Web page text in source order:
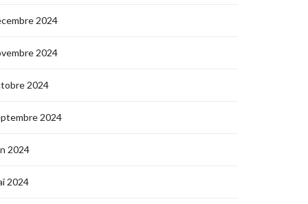
2024
2024
2024
2024
2024
2024